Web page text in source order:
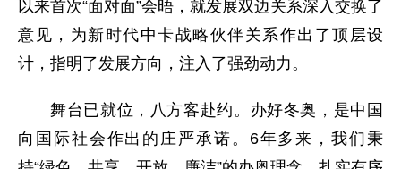
以来首次“面对面”会晤，就发展双边关系深入交换了
意见，为新时代中卡战略伙伴关系作出了顶层设
计，指明了发展方向，注入了强劲动力。
舞台已就位，八方客赴约。办好冬奥，是中国
向国际社会作出的庄严承诺。6年多来，我们秉